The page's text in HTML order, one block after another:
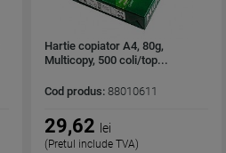
Hartie copiator A4, 80g,
Multicopy, 500 coli/top...
Cod produs: 88010611
29,62 lei
(Pretul include TVA)